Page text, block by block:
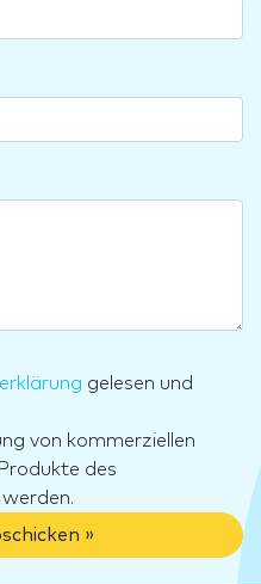
gelesen und
von kommerziellen
des
»